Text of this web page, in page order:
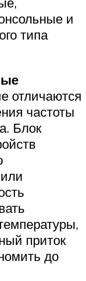
и
типа
отличаются
частоты
Блок
приток
до